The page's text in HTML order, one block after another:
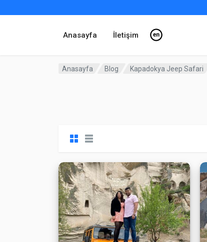
Anasayfa İletişim
Anasayfa Blog Kapadokya Jeep Safari